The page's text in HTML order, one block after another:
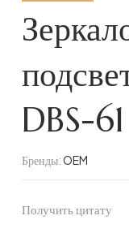
DBS-61
Бренды:OEM
Получить цитату